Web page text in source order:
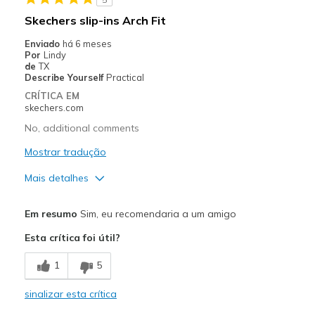
Sizing
Feels full size too small
View On Shoes
I'm Into Shoes
Skechers slip-ins Arch Fit
Enviado há 6 meses
Por Lindy
de TX
Describe Yourself Practical
CRÍTICA EM
skechers.com
No, additional comments
Mostrar tradução
Mais detalhes
Breathe Well
Comfortable
Em resumo Sim, eu recomendaria a um amigo
Esta crítica foi útil?
1 5
sinalizar esta crítica